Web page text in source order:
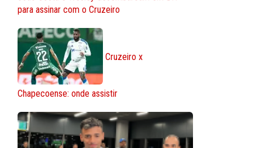
para assinar com o Cruzeiro
Cruzeiro x
Chapecoense: onde assistir